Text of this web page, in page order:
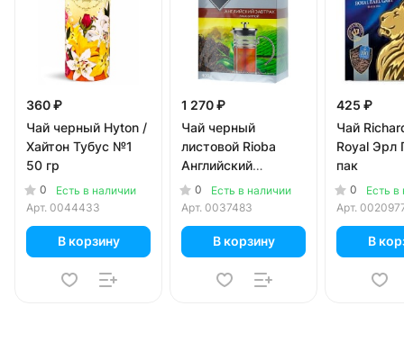
360 ₽
Чай черный Hyton /
Хайтон Тубус №1
50 гр
0
Есть в наличии
Арт. 0044433
В корзину
1 270 ₽
Чай черный
листовой Rioba
Английский
Завтрак 400 гр
0
Есть в наличии
Арт. 0037483
В корзину
425 ₽
Чай
Royal Эрл
пак
0
Есть в
Арт.
В